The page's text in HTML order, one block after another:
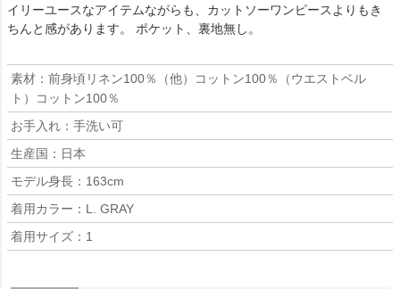
イリーユースなアイテムながらも、カットソーワンピースよりもき
ちんと感があります。 ポケット、裏地無し。
素材：前身頃リネン100％（他）コットン100％（ウエストベル
ト）コットン100％
お手入れ：手洗い可
生産国：日本
モデル身長：163cm
着用カラー：L. GRAY
着用サイズ：1